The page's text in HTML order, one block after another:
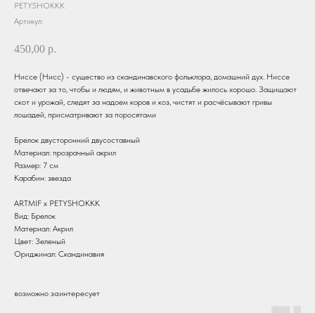
PETYSHOKKK
Артикул:
450,00 р.
Ниссе (Нисс) - существо из скандинавского фольклора, домашний дух. Ниссе
отвечают за то, чтобы и людям, и животным в усадьбе жилось хорошо. Защищают
скот и урожай, следят за надоем коров и коз, чистят и расчёсывают гривы
лошадей, присматривают за поросятами
Брелок двусторонний двусоставный
Материал: прозрачный акрил
Размер: 7 см
Карабин: звезда
ARTMIF х PETYSHOKKK
Вид: Брелок
Материал: Акрил
Цвет: Зеленый
Ориджинал: Скандинавия
возможно заинтересует